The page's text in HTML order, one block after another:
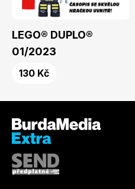
Naše krásná zahrada
LEGO® DUPLO®
01/2023
130 Kč